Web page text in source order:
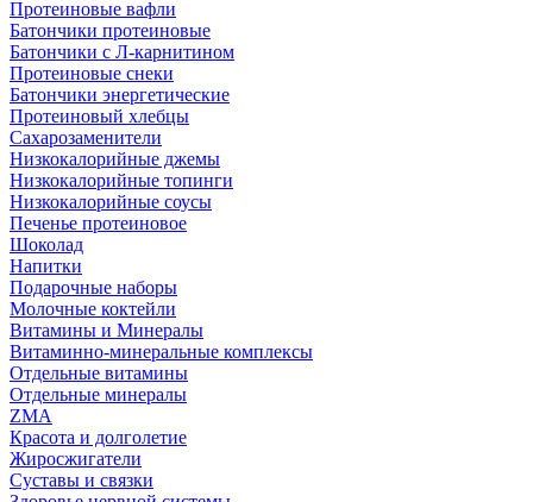
Протеиновые вафли
Батончики протеиновые
Батончики с Л-карнитином
Протеиновые снеки
Батончики энергетические
Протеиновый хлебцы
Сахарозаменители
Низкокалорийные джемы
Низкокалорийные топинги
Низкокалорийные соусы
Печенье протеиновое
Шоколад
Напитки
Подарочные наборы
Молочные коктейли
Витамины и Минералы
Витаминно-минеральные комплексы
Отдельные витамины
Отдельные минералы
ZMA
Красота и долголетие
Жиросжигатели
Суставы и связки